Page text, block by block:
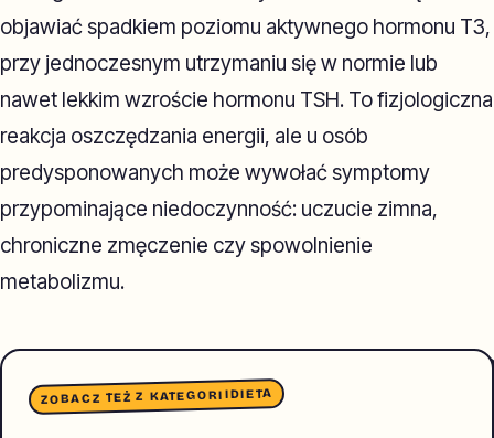
objawiać spadkiem poziomu aktywnego hormonu T3,
przy jednoczesnym utrzymaniu się w normie lub
nawet lekkim wzroście hormonu TSH. To fizjologiczna
reakcja oszczędzania energii, ale u osób
predysponowanych może wywołać symptomy
przypominające niedoczynność: uczucie zimna,
chroniczne zmęczenie czy spowolnienie
metabolizmu.
ZOBACZ TEŻ Z KATEGORIIDIETA